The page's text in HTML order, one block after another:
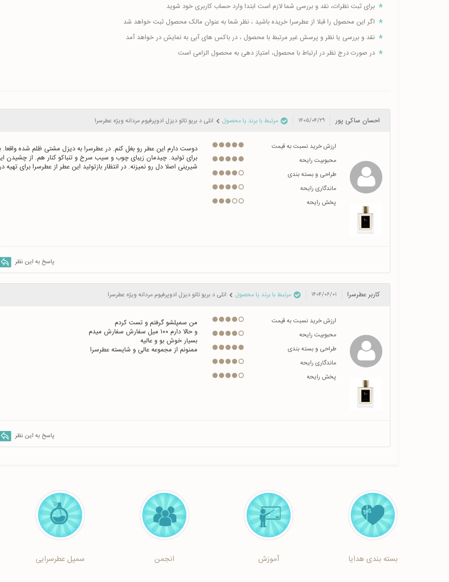
برای ثبت نظرات، نقد و بررسی شما لازم است ابتدا وارد حساب کاربری خود شوید
اگر این محصول را قبلا از عطرسرا خریده باشید ، نظر شما به عنوان مالک محصول ثبت خواهد شد
نقد و بررسی یا نظر و پرسش غیر مرتبط با محصول ، در باکس های آبی به نمایش در خواهد آمد
در صورت درج نظر در ارتباط با محصول، امتیاز دهی به محصول الزامی است
احسان ساکی پور ۱۴۰۵/۰۴/۲۹ مرتبط با برند یا محصول انلی د بریو تاتو دیزل ادوپرفیوم مردانه ویژه عطرسرا
ارزش خرید نسبت به قیمت
محبوبیت رایحه
طراحی و بسته بندی
ماندگاری رایحه
پخش رایحه
شیرینی اصلا دل رو نمیزنه. در انتظار بازتولید این عطر از عطرسرا برای تهیه
پاسخ به این نظر
کاربر عطرسرا ۱۴۰۴/۰۶/۰۱ مرتبط با برند یا محصول انلی د بریو تاتو دیزل ادوپرفیوم مردانه ویژه عطرسرا
ارزش خرید نسبت به قیمت
محبوبیت رایحه
طراحی و بسته بندی
ماندگاری رایحه
پخش رایحه
ممنونم از مجموعه عالی و شایسته عطرسرا
پاسخ به این نظر
بسته بندی هدایا آموزش انجمن سمپل عطرسرایی